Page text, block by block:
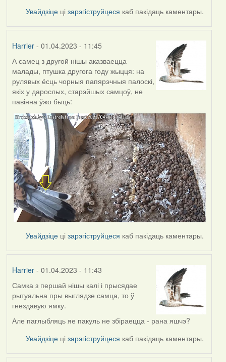
Увайдзіце цізарэгіструйцеся каб пакідаць каментары.
Harrier- 01.04.2023 - 11:45
А самец з другой нішы аказваецца
малады, птушка другога году жыцця: на
рулявых ёсць чорныя папярэчныя палоскі,
якіх у дарослых, старэйшых самцоў, не
павінна ўжо быць:
Увайдзіце цізарэгіструйцеся каб пакідаць каментары.
Harrier- 01.04.2023 - 11:43
Самка з першай нішы калі і прысядае
рытуальна пры выглядзе самца, то ў
гнездавую ямку.
Але паглыбляць яе пакуль не збіраецца - рана яшчэ?
Увайдзіце цізарэгіструйцеся каб пакідаць каментары.